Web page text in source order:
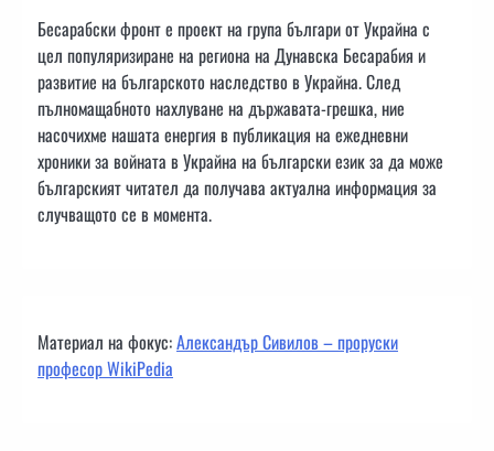
Бесарабски фронт е проект на група българи от Украйна с
цел популяризиране на региона на Дунавска Бесарабия и
развитие на българското наследство в Украйна. След
пълномащабното нахлуване на държавата-грешка, ние
насочихме нашата енергия в публикация на ежедневни
хроники за войната в Украйна на български език за да може
българският читател да получава актуална информация за
случващото се в момента.
Материал на фокус:Александър Сивилов – проруски
професор WikiPedia